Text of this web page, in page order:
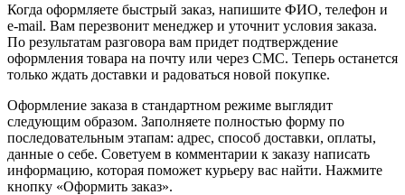
Когда оформляете быстрый заказ, напишите ФИО, телефон и
e-mail. Вам перезвонит менеджер и уточнит условия заказа.
По результатам разговора вам придет подтверждение
оформления товара на почту или через СМС. Теперь останется
только ждать доставки и радоваться новой покупке.
Оформление заказа в стандартном режиме выглядит
следующим образом. Заполняете полностью форму по
последовательным этапам: адрес, способ доставки, оплаты,
данные о себе. Советуем в комментарии к заказу написать
информацию, которая поможет курьеру вас найти. Нажмите
кнопку «Оформить заказ».